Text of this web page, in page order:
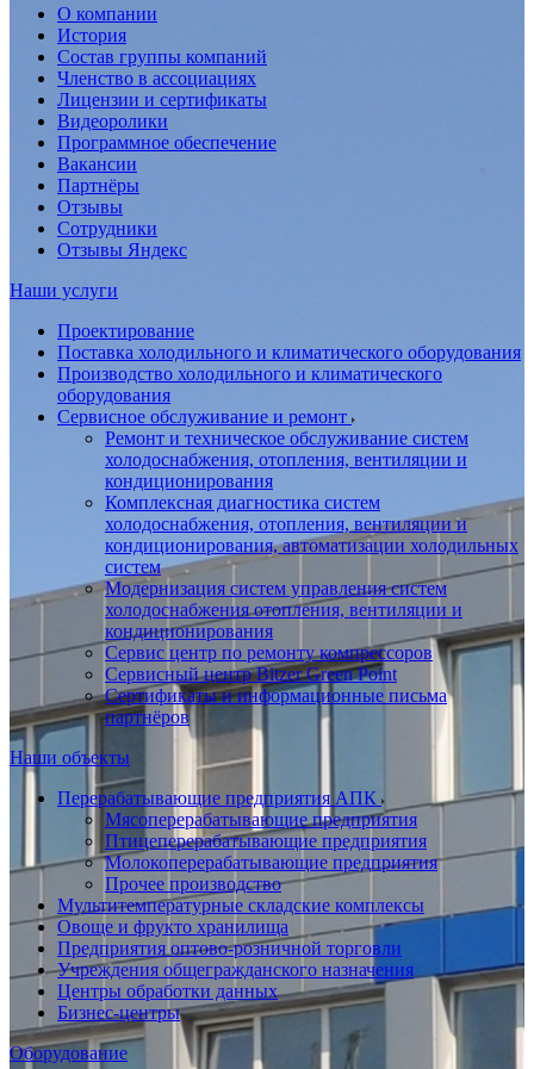
О компании
История
Состав группы компаний
Членство в ассоциациях
Лицензии и сертификаты
Видеоролики
Программное обеспечение
Вакансии
Партнёры
Отзывы
Сотрудники
Отзывы Яндекс
Наши услуги
Проектирование
Поставка холодильного и климатического оборудования
Производство холодильного и климатического
оборудования
Сервисное обслуживание и ремонт
Ремонт и техническое обслуживание систем
холодоснабжения, отопления, вентиляции и
кондиционирования
Комплексная диагностика систем
холодоснабжения, отопления, вентиляции и
кондиционирования, автоматизации холодильных
систем
Модернизация систем управления систем
холодоснабжения отопления, вентиляции и
кондиционирования
Сервис центр по ремонту компрессоров
Сервисный центр Bitzer Green Point
Сертификаты и информационные письма
партнёров
Наши объекты
Перерабатывающие предприятия АПК
Мясоперерабатывающие предприятия
Птицеперерабатывающие предприятия
Молокоперерабатывающие предприятия
Прочее производство
Мультитемпературные складские комплексы
Овоще и фрукто хранилища
Предприятия оптово-розничной торговли
Учреждения общегражданского назначения
Центры обработки данных
Бизнес-центры
Оборудование